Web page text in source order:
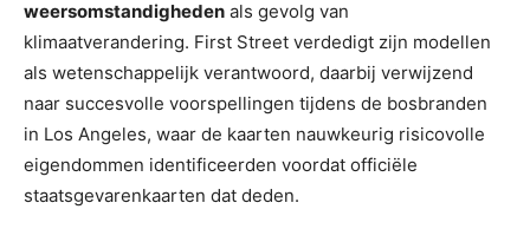
weersomstandigheden als gevolg van
klimaatverandering. First Street verdedigt zijn modellen
als wetenschappelijk verantwoord, daarbij verwijzend
naar succesvolle voorspellingen tijdens de bosbranden
in Los Angeles, waar de kaarten nauwkeurig risicovolle
eigendommen identificeerden voordat officiële
staatsgevarenkaarten dat deden.